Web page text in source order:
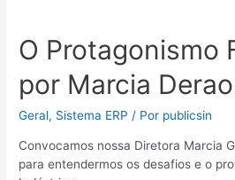
O Protagonismo
por Marcia
Geral, Sistema ERP / Por publicsin
Convocamos nossa Diretora Marcia
para entendermos os desafios e o